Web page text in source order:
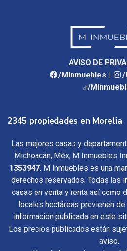
AVISO DE
/MInmuebles |
/
/
2345 propiedades en Morelia
Las mejores casas y
Michoacán, Méx, M Inmuebles
1353947. M Inmuebles es una
derechos reservados. Todas las
casas en venta y renta así como
locales hectáreas provienen
información publicada en este
Los precios publicados están
aviso.